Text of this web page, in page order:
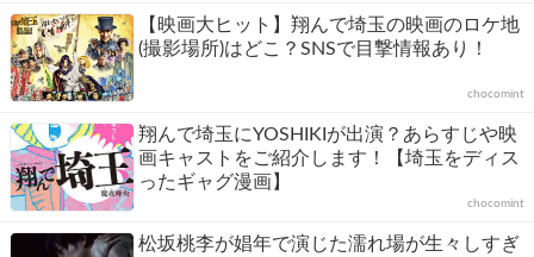
【映画大ヒット】翔んで埼玉の映画のロケ地
(撮影場所)はどこ？SNSで目撃情報あり！
chocomint
翔んで埼玉にYOSHIKIが出演？あらすじや映
画キャストをご紹介します！【埼玉をディス
ったギャグ漫画】
chocomint
松坂桃李が娼年で演じた濡れ場が生々しすぎ